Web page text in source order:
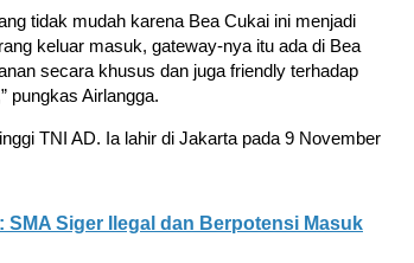
tidak mudah karena Bea Cukai ini menjadi
keluar masuk, gateway-nya itu ada di Bea
secara khusus dan juga friendly terhadap
pungkas Airlangga.
TNI AD. Ia lahir di Jakarta pada 9 November
Siger Ilegal dan Berpotensi Masuk